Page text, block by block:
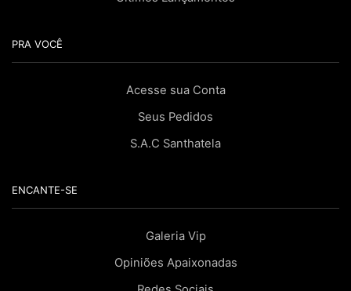
PRA VOCÊ
Acesse sua Conta
Seus Pedidos
S.A.C Santhatela
ENCANTE-SE
Galeria Vip
Opiniões Apaixonadas